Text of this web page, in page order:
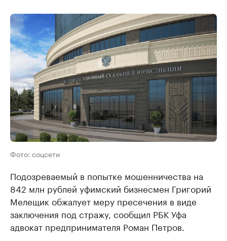
Фото: соцсети
Подозреваемый в попытке мошенничества на
842 млн рублей уфимский бизнесмен Григорий
Мелещик обжалует меру пресечения в виде
заключения под стражу, сообщил РБК Уфа
адвокат предпринимателя Роман Петров.